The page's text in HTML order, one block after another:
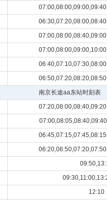
南京长途aa东站时刻表
12:10